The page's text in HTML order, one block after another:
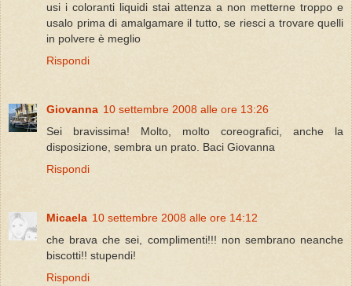
usi i coloranti liquidi stai attenza a non metterne troppo e
usalo prima di amalgamare il tutto, se riesci a trovare quelli
in polvere è meglio
Rispondi
Giovanna 10 settembre 2008 alle ore 13:26
Sei bravissima! Molto, molto coreografici, anche la
disposizione, sembra un prato. Baci Giovanna
Rispondi
Micaela 10 settembre 2008 alle ore 14:12
che brava che sei, complimenti!!! non sembrano neanche
biscotti!! stupendi!
Rispondi